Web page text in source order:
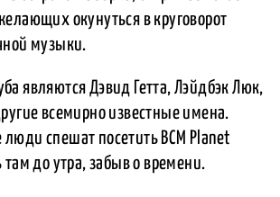
окунуться в круговорот
музыки.
являются Дэвид Гетта, Лэйдбэк Люк,
всемирно известные имена.
спешат посетить BCM Planet
там до утра, забыв о времени.